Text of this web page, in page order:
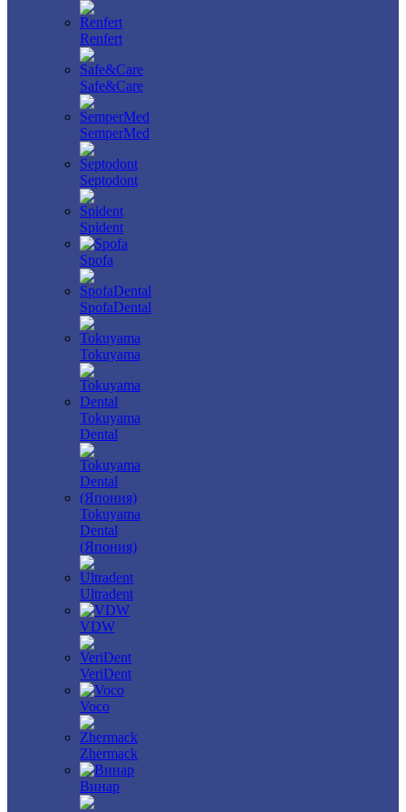
Renfert
Safe&Care
SemperMed
Septodont
Spident
Spofa
SpofaDental
Tokuyama
Tokuyama
Dental
Tokuyama
Dental
(Япония)
Ultradent
VDW
VeriDent
Voco
Zhermack
Винар